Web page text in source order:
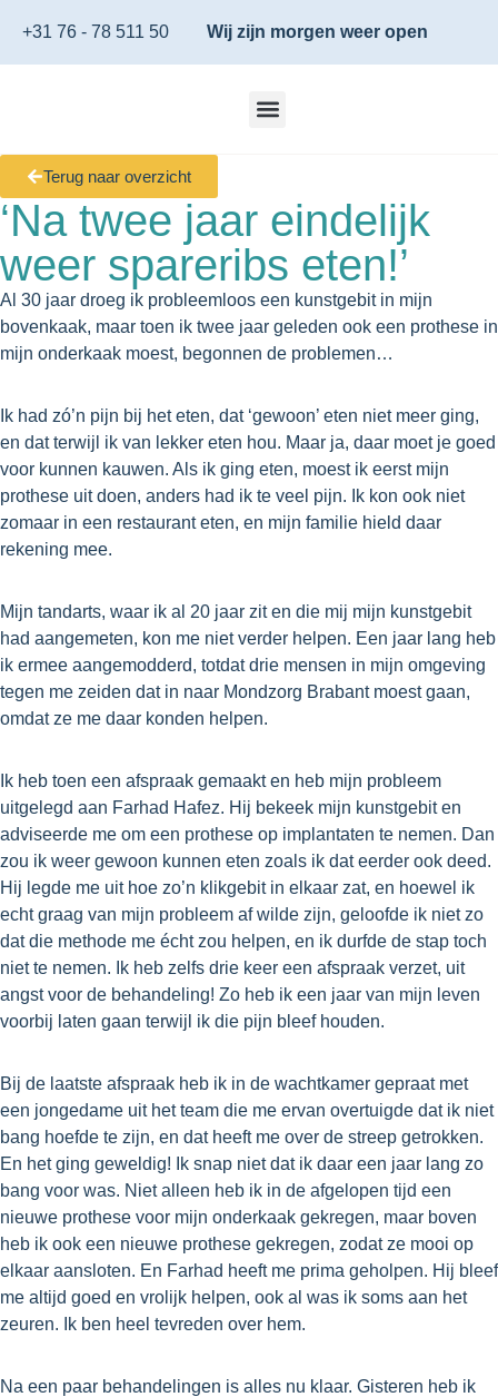
+31 76 - 78 511 50 Wij zijn morgen weer open
Terug naar overzicht
‘Na twee jaar eindelijk
weer spareribs eten!’
Al 30 jaar droeg ik probleemloos een kunstgebit in mijn
bovenkaak, maar toen ik twee jaar geleden ook een prothese in
mijn onderkaak moest, begonnen de problemen…
Ik had zó’n pijn bij het eten, dat ‘gewoon’ eten niet meer ging,
en dat terwijl ik van lekker eten hou. Maar ja, daar moet je goed
voor kunnen kauwen. Als ik ging eten, moest ik eerst mijn
prothese uit doen, anders had ik te veel pijn. Ik kon ook niet
zomaar in een restaurant eten, en mijn familie hield daar
rekening mee.
Mijn tandarts, waar ik al 20 jaar zit en die mij mijn kunstgebit
had aangemeten, kon me niet verder helpen. Een jaar lang heb
ik ermee aangemodderd, totdat drie mensen in mijn omgeving
tegen me zeiden dat in naar Mondzorg Brabant moest gaan,
omdat ze me daar konden helpen.
Ik heb toen een afspraak gemaakt en heb mijn probleem
uitgelegd aan Farhad Hafez. Hij bekeek mijn kunstgebit en
adviseerde me om een prothese op implantaten te nemen. Dan
zou ik weer gewoon kunnen eten zoals ik dat eerder ook deed.
Hij legde me uit hoe zo’n klikgebit in elkaar zat, en hoewel ik
echt graag van mijn probleem af wilde zijn, geloofde ik niet zo
dat die methode me écht zou helpen, en ik durfde de stap toch
niet te nemen. Ik heb zelfs drie keer een afspraak verzet, uit
angst voor de behandeling! Zo heb ik een jaar van mijn leven
voorbij laten gaan terwijl ik die pijn bleef houden.
Bij de laatste afspraak heb ik in de wachtkamer gepraat met
een jongedame uit het team die me ervan overtuigde dat ik niet
bang hoefde te zijn, en dat heeft me over de streep getrokken.
En het ging geweldig! Ik snap niet dat ik daar een jaar lang zo
bang voor was. Niet alleen heb ik in de afgelopen tijd een
nieuwe prothese voor mijn onderkaak gekregen, maar boven
heb ik ook een nieuwe prothese gekregen, zodat ze mooi op
elkaar aansloten. En Farhad heeft me prima geholpen. Hij bleef
me altijd goed en vrolijk helpen, ook al was ik soms aan het
zeuren. Ik ben heel tevreden over hem.
Na een paar behandelingen is alles nu klaar. Gisteren heb ik